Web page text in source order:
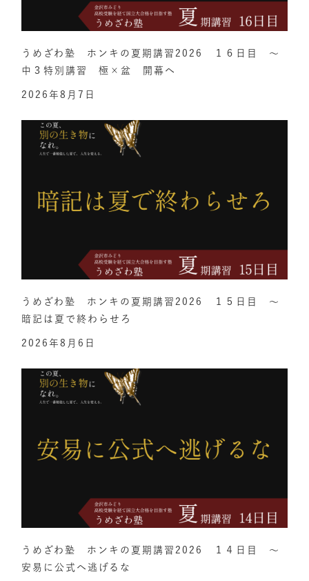
うめざわ塾 ホンキの夏期講習2026 １６日目 ～
中３特別講習 極×盆 開幕へ
2026年8月7日
うめざわ塾 ホンキの夏期講習2026 １５日目 ～
暗記は夏で終わらせろ
2026年8月6日
うめざわ塾 ホンキの夏期講習2026 １４日目 ～
安易に公式へ逃げるな